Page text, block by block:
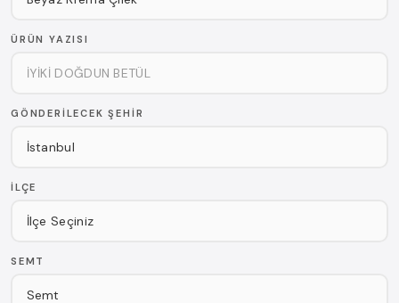
ÜRÜN YAZISI
GÖNDERILECEK ŞEHIR
İLÇE
SEMT